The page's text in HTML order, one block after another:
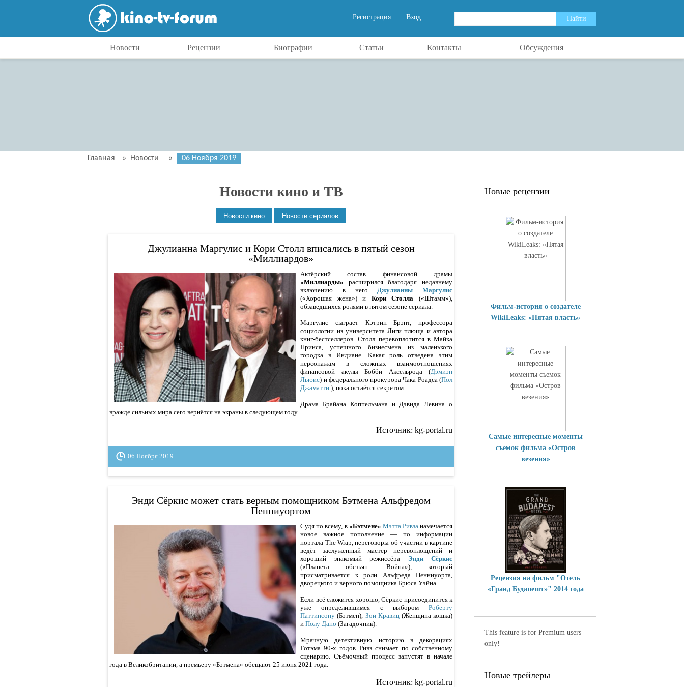
Вход
Регистрация
Новости Рецензии Биографии Статьи Контакты Обсуждения
Главная » Новости » 06 Ноября 2019
Новости кино и ТВ
Джулианна Маргулис и Кори Столл вписались в пятый сезон
«Миллиардов»
Актёрский состав финансовой драмы
«Миллиарды» расширился благодаря недавнему
включению в негоДжулианны Маргулис
(«Хорошая жена») и Кори Столла («Штамм»),
обзаведшихся ролями в пятом сезоне сериала.
Маргулис сыграет Кэтрин Брэнт, профессора
социологии из университета Лиги плюща и автора
книг-бестселлеров. Столл перевоплотится в Майка
Принса, успешного бизнесмена из маленького
городка в Индиане. Какая роль отведена этим
персонажам в сложных взаимоотношениях
финансовой акулы Бобби Аксельрода (Дэмиэн
Льюис) и федерального прокурора Чака Роадса (Пол
Джаматти ), пока остаётся секретом.
Драма Брайана Коппельмана и Дэвида Левина о
вражде сильных мира сего вернётся на экраны в следующем году.
Источник: kg-portal.ru
06 Ноября 2019
Энди Сёркис может стать верным помощником Бэтмена Альфредом
Пенниуортом
Судя по всему, в «Бэтмене» Мэтта Ривзанамечается
новое важное пополнение — по информации
портала The Wrap, переговоры об участии в картине
ведёт заслуженный мастер перевоплощений и
хороший знакомый режиссёра Энди Сёркис
(«Планета обезьян: Война»), который
присматривается к роли Альфреда Пенниуорта,
дворецкого и верного помощника Брюса Уэйна.
Если всё сложится хорошо, Сёркис присоединится к
уже определившимся с выбором Роберту
Паттинсону (Бэтмен), Зои Кравиц(Женщина-кошка)
иПолу Дано (Загадочник).
Мрачную детективную историю в декорациях
Готэма 90-х годов Ривз снимает по собственному
сценарию. Съёмочный процесс запустят в начале
года в Великобритании, а премьеру «Бэтмена» обещают 25 июня 2021 года.
Источник: kg-portal.ru
Новые рецензии
Фильм-история о создателе
WikiLeaks: «Пятая власть»
Самые интересные моменты
съемок фильма «Остров
везения»
Рецензия на фильм "Отель
«Гранд Будапешт»" 2014 года
This feature is for Premium users
only!
Новые трейлеры